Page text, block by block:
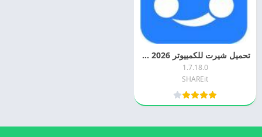
تحميل شيرت للكمييوتر 2026 Shareit For PC اخر اصدار
1.7.18.0
SHAREit